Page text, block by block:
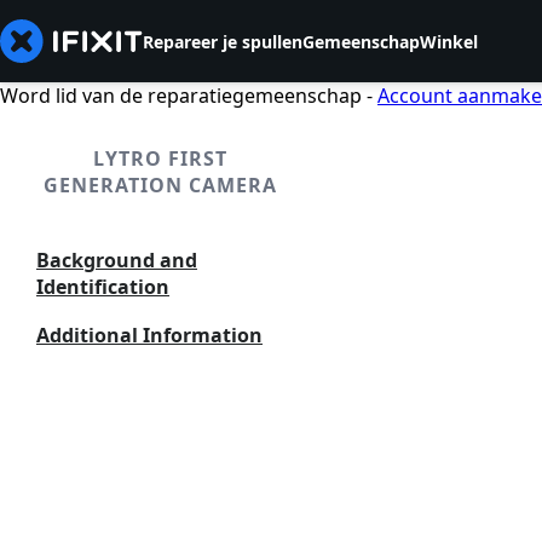
Repareer je spullenGemeenschapWinkel
Word lid van de reparatiegemeenschap -Account
LYTRO FIRST
GENERATION CAMERA
Background and
Identification
Additional Information